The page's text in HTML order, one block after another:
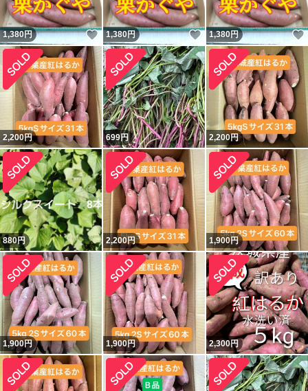
1,380円 いいね！
1,380円 いいね！
1,380円
2,200円 699円 2,200円
880円 2,200円 1,900円
1,900円 1,900円 2,300円